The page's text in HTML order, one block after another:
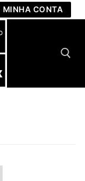
MINHA CONTA